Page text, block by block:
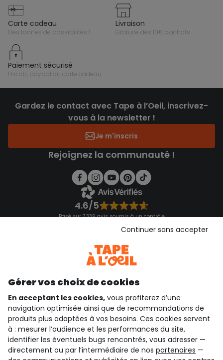
carte cadeau
des tonnes de possibilités !
livraison
gratuite dès 10€ d'achats
paiement sécurisé
par cb, paypal ou carte cadeau
Gardez le contact avec Tape à l’Oeil, inscrivez-
vous à la newsletter !
Je m'inscris
Rejoignez la communauté !
4.6/5
Basé sur 7 339 avis soumis à un contrôle
Consulter les CGU
qui sommes-nous ?
besoin d'aide ?
le club fidélité
Gérer vos choix de cookies
En acceptant les cookies, vous profiterez d’une
navigation optimisée ainsi que de recommandations de
produits plus adaptées à vos besoins. Ces cookies servent
à : mesurer l’audience et les performances du site,
identifier les éventuels bugs rencontrés, vous adresser —
directement ou par l’intermédiaire de nos partenaires —
Continuer sans accepter